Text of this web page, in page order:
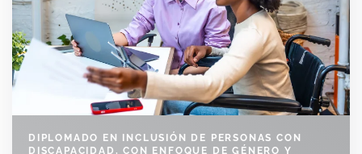
DIPLOMADO EN INCLUSIÓN DE PERSONAS CON
DISCAPACIDAD, CON ENFOQUE DE GÉNERO Y